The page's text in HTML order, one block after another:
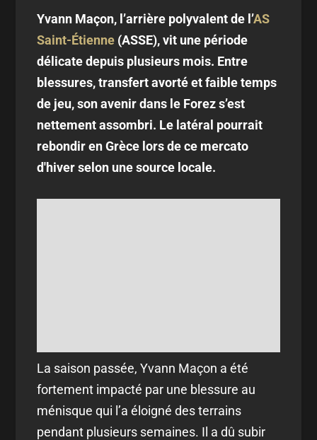
Yvann Maçon, l’arrière polyvalent de l’AS
Saint-Étienne (ASSE), vit une période
délicate depuis plusieurs mois. Entre
blessures, transfert avorté et faible temps
de jeu, son avenir dans le Forez s’est
nettement assombri. Le latéral pourrait
rebondir en Grèce lors de ce mercato
d'hiver selon une source locale.
La saison passée, Yvann Maçon a été
fortement impacté par une blessure au
ménisque qui l’a éloigné des terrains
pendant plusieurs semaines. Il a dû subir